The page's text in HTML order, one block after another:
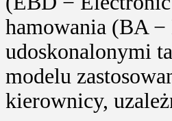
hamowania (BA −
udoskonalonymi
modelu
kierownicy,